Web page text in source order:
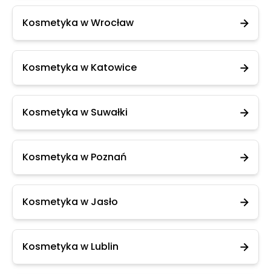
Kosmetyka w Wrocław
Kosmetyka w Katowice
Kosmetyka w Suwałki
Kosmetyka w Poznań
Kosmetyka w Jasło
Kosmetyka w Lublin